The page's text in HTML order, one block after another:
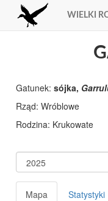
WIELKI
Gatunek:sójka,
Rząd:
Rodzina:
Mapa Statystyki